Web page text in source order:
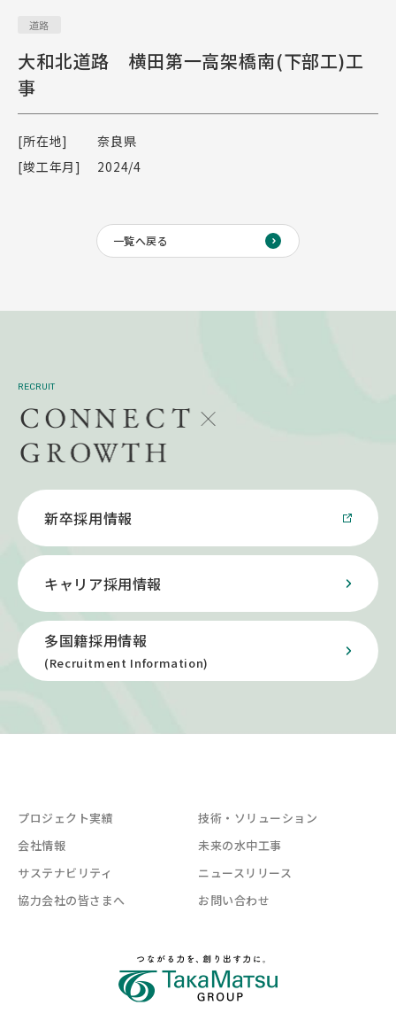
道路
大和北道路 横田第一高架橋南(下部工)工
事
[所在地]
奈良県
[竣工年月]
2024/4
一覧へ戻る
RECRUIT
新卒採用情報
キャリア採用情報
多国籍採用情報
(Recruitment Information)
プロジェクト実績
技術・ソリューション
会社情報
未来の水中工事
サステナビリティ
ニュースリリース
協力会社の皆さまへ
お問い合わせ